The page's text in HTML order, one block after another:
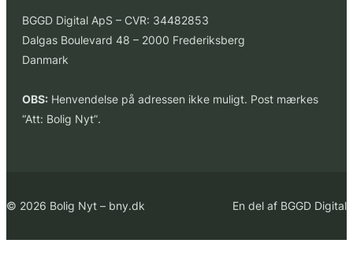
BGGD Digital ApS – CVR: 34482853
Dalgas Boulevard 48 – 2000 Frederiksberg
Danmark
OBS: Henvendelse på adressen ikke muligt. Post mærkes
“Att: Bolig Nyt”.
© 2026 Bolig Nyt – bny.dk En del af BGGD Digital